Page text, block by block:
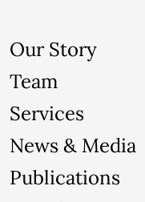
Our Story
Team
Services
News & Media
Publications